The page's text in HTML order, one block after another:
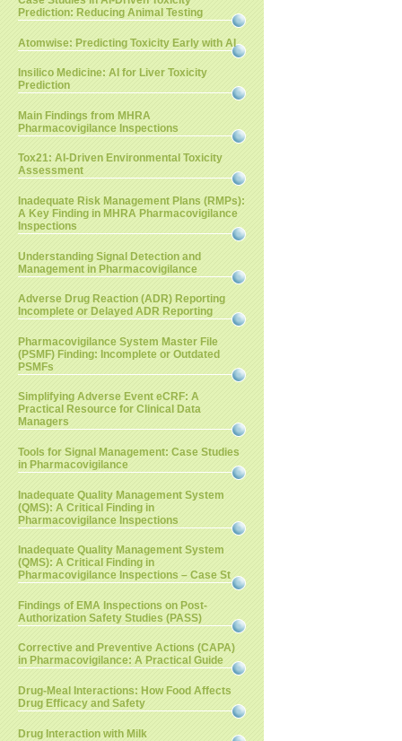
Prediction: Reducing Animal Testing
Atomwise: Predicting Toxicity Early with AI
Insilico Medicine: AI for Liver Toxicity
Prediction
Main Findings from MHRA
Pharmacovigilance Inspections
Tox21: AI-Driven Environmental Toxicity
Assessment
Inadequate Risk Management Plans (RMPs):
A Key Finding in MHRA Pharmacovigilance
Inspections
Understanding Signal Detection and
Management in Pharmacovigilance
Adverse Drug Reaction (ADR) Reporting
Incomplete or Delayed ADR Reporting
Pharmacovigilance System Master File
(PSMF) Finding: Incomplete or Outdated
PSMFs
Simplifying Adverse Event eCRF: A
Practical Resource for Clinical Data
Managers
Tools for Signal Management: Case Studies
in Pharmacovigilance
Inadequate Quality Management System
(QMS): A Critical Finding in
Pharmacovigilance Inspections
Inadequate Quality Management System
(QMS): A Critical Finding in
Pharmacovigilance Inspections – Case St
Findings of EMA Inspections on Post-
Authorization Safety Studies (PASS)
Corrective and Preventive Actions (CAPA)
in Pharmacovigilance: A Practical Guide
Drug-Meal Interactions: How Food Affects
Drug Efficacy and Safety
Drug Interaction with Milk